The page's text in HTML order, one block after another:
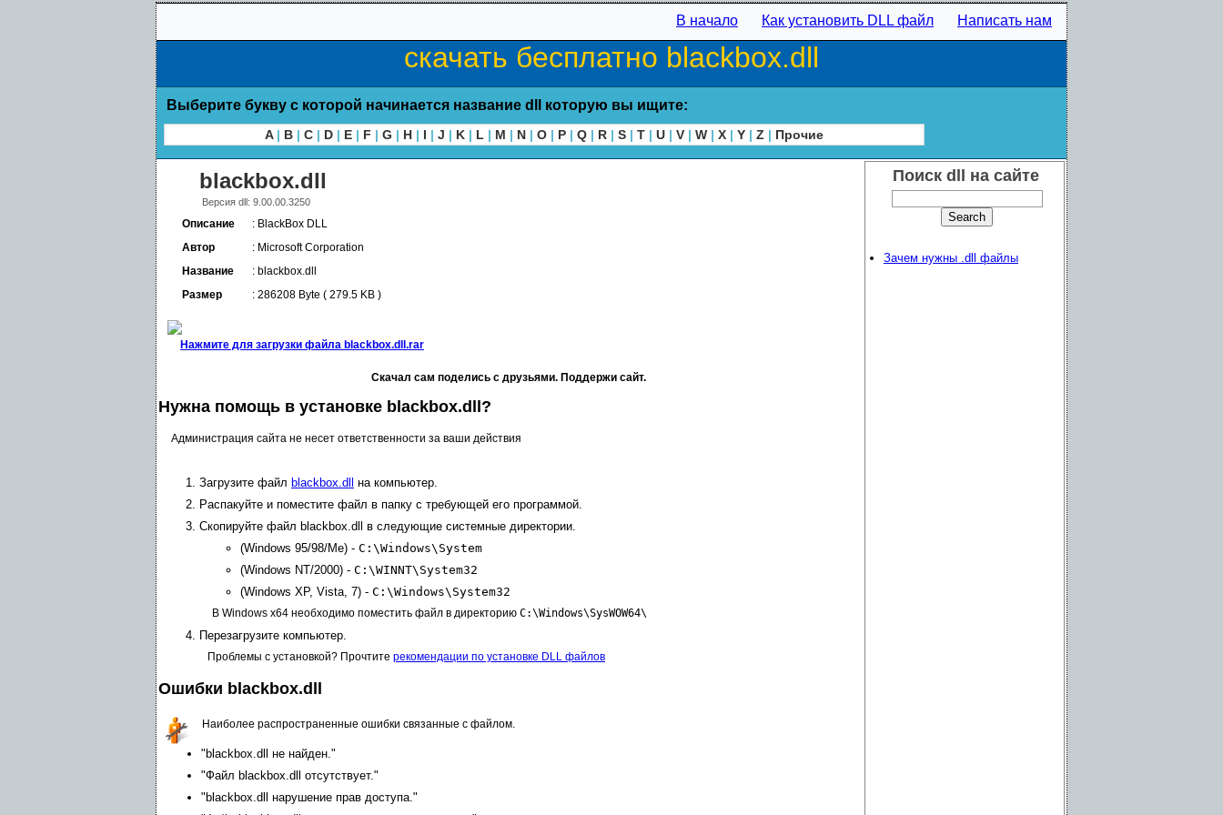
В начало Как установить DLL файл Написать нам
скачать бесплатно blackbox.dll
Выберите букву с которой начинается название dll которую вы ищите:
A | B | C | D | E | F | G | H | I | J | K | L | M | N | O | P | Q | R | S | T | U | V | W | X | Y | Z | Прочие
blackbox.dll
Версия dll: 9.00.00.3250
Описание
: BlackBox DLL
Автор
: Microsoft Corporation
Название
: blackbox.dll
Размер
: 286208 Byte ( 279.5 KB )
Нажмите для загрузки файла blackbox.dll.rar
Скачал сам поделись с друзьями. Поддержи сайт.
Нужна помощь в установке blackbox.dll?
Администрация сайта не несет ответственности за ваши действия
Загрузите файл blackbox.dll
на компьютер.
Распакуйте и поместите файл в папку с требующей его программой.
Скопируйте файл blackbox.dll в следующие системные директории.
(Windows 95/98/Me) - C:\Windows\System
(Windows NT/2000) - C:\WINNT\System32
(Windows XP, Vista, 7) - C:\Windows\System32
В Windows x64 необходимо поместить файл в директорию C:\Windows\SysWOW64\
Перезагрузите компьютер.
Проблемы с установкой? Прочтите рекомендации по установке DLL файлов
Ошибки blackbox.dll
Наиболее распространенные ошибки связанные с файлом.
"blackbox.dll не найден."
"Файл blackbox.dll отсутствует."
"blackbox.dll нарушение прав доступа."
Поиск dll на сайте
Зачем нужны .dll файлы